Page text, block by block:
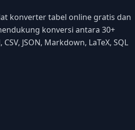
konverter tabel online gratis dan
konversi antara 30+
JSON, Markdown, LaTeX, SQL